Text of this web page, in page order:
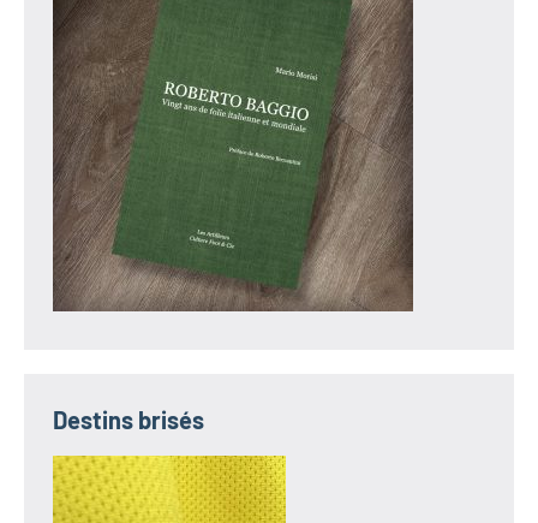
Destins brisés